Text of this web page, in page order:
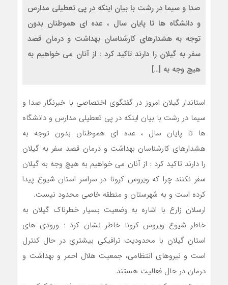
صدا و سیما در رشت با بیان اینکه در پی تعطیلی مدارس
و دانشگاه ها تا پایان سال ، عده ای هموطنان بدون
توجه به هشدارهای کارشناسان بهداشت و درمان قصد
سفر به گیلان را دارند تاکید کرد : از آنان می خواهیم به
هیچ وجه به […]
استاندار گیلان امروز در گفتگوی اختصاصی با خبرنگار صدا و
سیما در رشت با بیان اینکه در پی تعطیلی مدارس و دانشگاه
ها تا پایان سال ، عده ای هموطنان بدون توجه به
هشدارهای کارشناسان بهداشت و درمان قصد سفر به گیلان
را دارند تاکید کرد : از آنان می خواهیم به هیچ وجه به گیلان
سفر نکنند چرا که ویروس کرونا در سراسر استان شیوع پیدا
کرده است و به شهرستان و منطقه خاصی محدود نیست.
ارسلان زارع با اشاره به وضعیت بسیار خطرناک گیلان به
خاطر شیوع ویروس کرونا خاطر نشان کرد : ورودی های
استان گیلان با محدودیت ترافیکی بیشتری در حال کنترل
است و نیروهای انتظامی، جمعیت هلال احمر و بهداشت و
درمان در حال فعالیت هستند.